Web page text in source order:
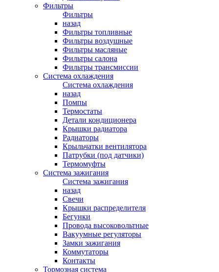
Фильтры
Фильтры
назад
Фильтры топливные
Фильтры воздушные
Фильтры масляные
Фильтры салона
Фильтры трансмиссии
Система охлаждения
Система охлаждения
назад
Помпы
Термостаты
Детали кондиционера
Крышки радиатора
Радиаторы
Крыльчатки вентилятора
Патрубки (под датчики)
Термомуфты
Система зажигания
Система зажигания
назад
Свечи
Крышки распределителя
Бегунки
Провода высоковольтные
Вакуумные регуляторы
Замки зажигания
Коммутаторы
Контакты
Тормозная система